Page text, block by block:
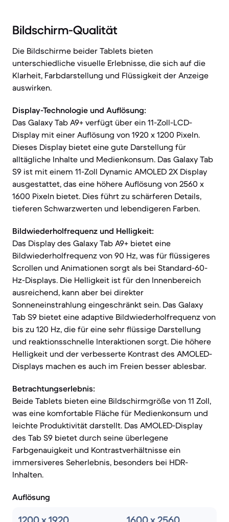
Bildschirm-Qualität
Die Bildschirme beider Tablets bieten
unterschiedliche visuelle Erlebnisse, die sich auf die
Klarheit, Farbdarstellung und Flüssigkeit der Anzeige
auswirken.
Display-Technologie und Auflösung:
Das Galaxy Tab A9+ verfügt über ein 11-Zoll-LCD-
Display mit einer Auflösung von 1920 x 1200 Pixeln.
Dieses Display bietet eine gute Darstellung für
alltägliche Inhalte und Medienkonsum. Das Galaxy Tab
S9 ist mit einem 11-Zoll Dynamic AMOLED 2X Display
ausgestattet, das eine höhere Auflösung von 2560 x
1600 Pixeln bietet. Dies führt zu schärferen Details,
tieferen Schwarzwerten und lebendigeren Farben.
Bildwiederholfrequenz und Helligkeit:
Das Display des Galaxy Tab A9+ bietet eine
Bildwiederholfrequenz von 90 Hz, was für flüssigeres
Scrollen und Animationen sorgt als bei Standard-60-
Hz-Displays. Die Helligkeit ist für den Innenbereich
ausreichend, kann aber bei direkter
Sonneneinstrahlung eingeschränkt sein. Das Galaxy
Tab S9 bietet eine adaptive Bildwiederholfrequenz von
bis zu 120 Hz, die für eine sehr flüssige Darstellung
und reaktionsschnelle Interaktionen sorgt. Die höhere
Helligkeit und der verbesserte Kontrast des AMOLED-
Displays machen es auch im Freien besser ablesbar.
Betrachtungserlebnis:
Beide Tablets bieten eine Bildschirmgröße von 11 Zoll,
was eine komfortable Fläche für Medienkonsum und
leichte Produktivität darstellt. Das AMOLED-Display
des Tab S9 bietet durch seine überlegene
Farbgenauigkeit und Kontrastverhältnisse ein
immersiveres Seherlebnis, besonders bei HDR-
Inhalten.
Auflösung